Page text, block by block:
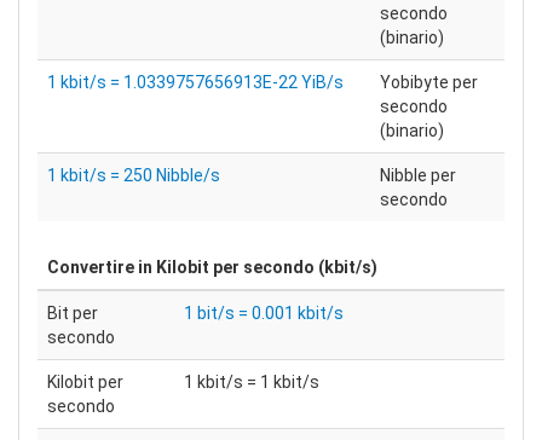
secondo
(binario)
1 kbit/s = 1.0339757656913E-22 YiB/s
Yobibyte per
secondo
(binario)
1 kbit/s = 250 Nibble/s
Nibble per
secondo
Convertire in Kilobit per secondo (kbit/s)
Bit per
secondo
1 bit/s = 0.001 kbit/s
Kilobit per
secondo
1 kbit/s = 1 kbit/s